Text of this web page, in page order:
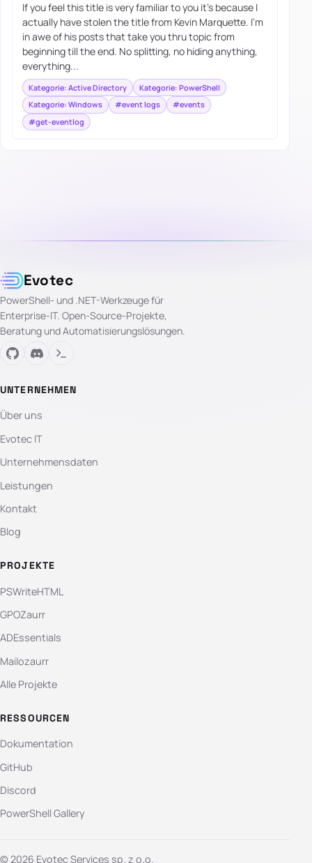
If you feel this title is very familiar to you it’s because I
actually have stolen the title from Kevin Marquette. I’m
in awe of his posts that take you thru topic from
beginning till the end. No splitting, no hiding anything,
everything...
Kategorie: Active Directory
Kategorie: PowerShell
Kategorie: Windows
#event logs
#events
#get-eventlog
Evotec
PowerShell- und .NET-Werkzeuge für
Enterprise-IT. Open-Source-Projekte,
Beratung und Automatisierungslösungen.
UNTERNEHMEN
Über uns
Evotec IT
Unternehmensdaten
Leistungen
Kontakt
Blog
PROJEKTE
PSWriteHTML
GPOZaurr
ADEssentials
Mailozaurr
Alle Projekte
RESSOURCEN
Dokumentation
GitHub
Discord
PowerShell Gallery
© 2026 Evotec Services sp. z o.o.